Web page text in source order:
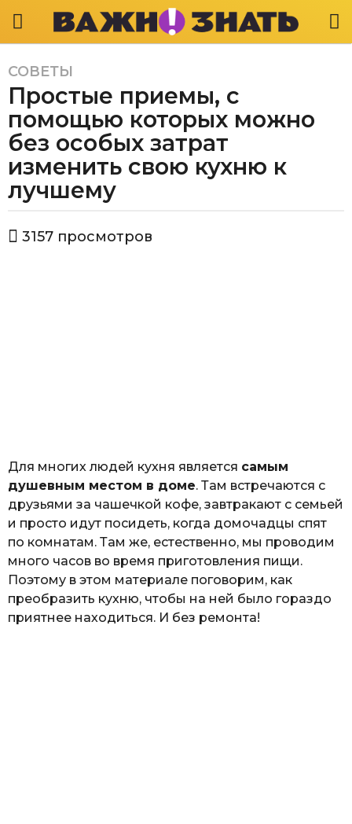
5
л
т
a
g
o
е
СОВЕТЫ
Простые приемы, с
помощью которых можно
без особых затрат
изменить свою кухню к
лучшему
в
3157 просмотров
Для многих людей кухня является самым
душевным местом в доме. Там встречаются с
друзьями за чашечкой кофе, завтракают с семьей
и просто идут посидеть, когда домочадцы спят
по комнатам. Там же, естественно, мы проводим
много часов во время приготовления пищи.
Поэтому в этом материале поговорим, как
преобразить кухню, чтобы на ней было гораздо
приятнее находиться. И без ремонта!